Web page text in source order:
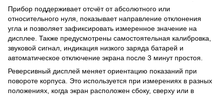
Прибор поддерживает отсчёт от абсолютного или
относительного нуля, показывает направление отклонения
угла и позволяет зафиксировать измеренное значение на
дисплее. Также предусмотрены самостоятельная калибровка,
звуковой сигнал, индикация низкого заряда батарей и
автоматическое отключение экрана после 3 минут простоя.
Реверсивный дисплей меняет ориентацию показаний при
повороте корпуса. Это используется при измерениях в разных
положениях, когда экран расположен сбоку, сверху или в